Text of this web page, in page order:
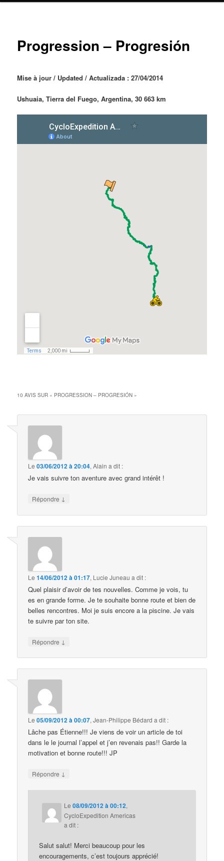
Progression – Progresión
Mise à jour / Updated / Actualizada : 27/04/2014
Ushuaia, Tierra del Fuego, Argentina, 30 663 km
10 AVIS SUR « PROGRESSION – PROGRESIÓN »
Le03/06/2012 à 20:04,Alain a dit :
Je vais suivre ton aventure avec grand intérêt !
Répondre ↓
Le14/06/2012 à 01:17, Lucie Juneau a dit :
Quel plaisir d’avoir de tes nouvelles. Comme je vois, tu
es en grande forme. Je te souhaite bonne route et bien de
belles rencontres. Moi je suis encore a la piscine. Je vais
te suivre par ton site.
Répondre ↓
Le05/09/2012 à 00:07,Jean-Philippe Bédard a dit :
Lâche pas Étienne!!! Je viens de voir un article de toi
dans le le journal l’appel et j’en revenais pas!! Garde la
motivation et bonne route!!! JP
Répondre ↓
Le08/09/2012 à 00:12,
CycloExpedition Americas
a dit :
Salut salut! Merci beaucoup pour les
encouragements, c’est toujours apprécié!